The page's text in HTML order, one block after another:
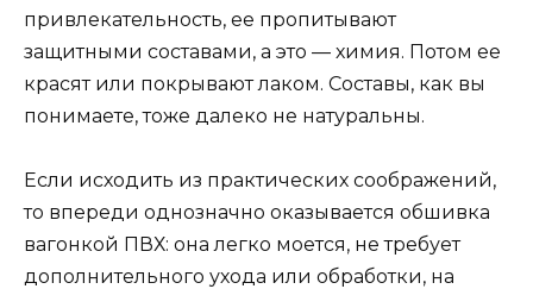
привлекательность, ее пропитывают
защитными составами, а это — химия. Потом ее
красят или покрывают лаком. Составы, как вы
понимаете, тоже далеко не натуральны.
Если исходить из практических соображений,
то впереди однозначно оказывается обшивка
вагонкой ПВХ: она легко моется, не требует
дополнительного ухода или обработки, на